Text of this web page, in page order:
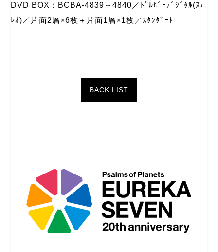
DVD BOX：BCBA-4839～4840／ﾄﾞﾙﾋﾞｰﾃﾞｼﾞﾀﾙ(ｽﾃ
ﾚｵ)／片面2層×6枚＋片面1層×1枚／ｽﾀﾝﾀﾞｰﾄ
BACK LIST